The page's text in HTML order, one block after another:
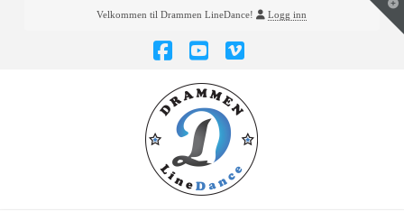
Velkommen til Drammen LineDance! Logg inn